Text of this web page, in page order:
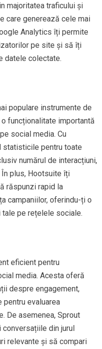
majoritatea traficului și
care generează cele mai
Analytics îți permite
pe site și să îți
datele colectate.
populare instrumente de
funcționalitate importantă
social media. Cu
statisticile pentru toate
numărul de interacțiuni,
plus, Hootsuite îți
răspunzi rapid la
campaniilor, oferindu-ți o
pe rețelele sociale.
eficient pentru
media. Acesta oferă
despre engagement,
evaluarea
De asemenea, Sprout
din jurul
relevante și să compari